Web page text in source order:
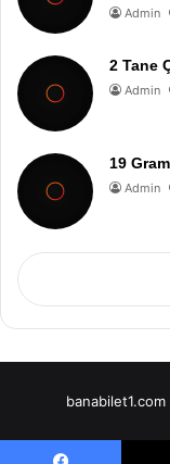
Admin
2 Tane
Admin
19
Admin
banabilet1.com